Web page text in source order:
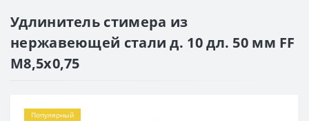
Удлинитель стимера из
нержавеющей стали д. 10 дл. 50 мм FF
M8,5x0,75
Популярный